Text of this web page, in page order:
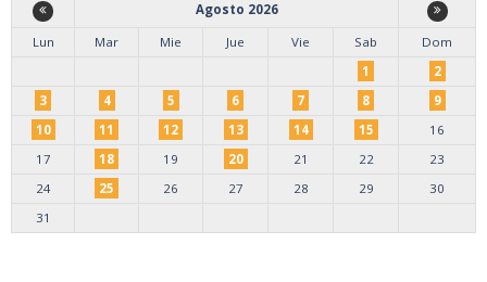
Agosto 2026
Lun
Mar Mie Jue Vie Sab
Dom
1
2
3
4 5 6 7 8
9
10
11 12 13 14 15
16
17
18 19 20 21 22
23
24
25 26 27 28 29
30
31